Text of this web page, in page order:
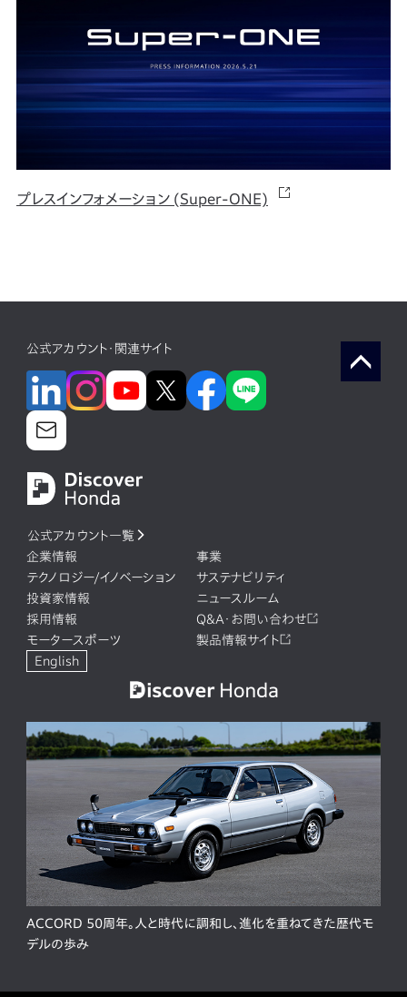
プレスインフォメーション (Super-ONE)
公式アカウント・関連サイト
公式アカウント一覧
企業情報
事業
テクノロジー/イノベーション
サステナビリティ
投資家情報
ニュースルーム
採用情報
Q&A・お問い合わせ
モータースポーツ
製品情報サイト
English
ACCORD 50周年。人と時代に調和し、進化を重ねてきた歴代モ
デルの歩み